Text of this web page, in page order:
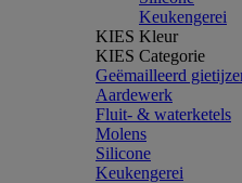
Keukengerei
KIES Kleur
KIES Categorie
Geëmailleerd
Aardewerk
Fluit- & waterketels
Molens
Silicone
Keukengerei